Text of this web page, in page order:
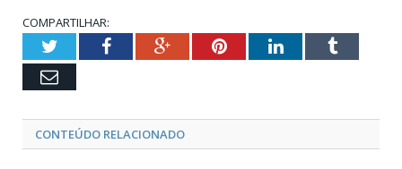
COMPARTILHAR:
TwitterFacebookGoogle+PinterestLinkedInTumblr
Email
CONTEÚDO RELACIONADO